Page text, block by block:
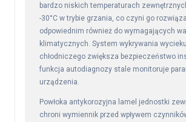
bardzo niskich temperaturach
-30°C w trybie grzania, co czyni go
odpowiednim również do wymagających
klimatycznych. System wykrywania
chłodniczego zwiększa bezpieczeństwo
funkcja autodiagnozy stale monitoruje
urządzenia.
Powłoka antykorozyjna lamel jednostki
chroni wymiennik przed wpływem